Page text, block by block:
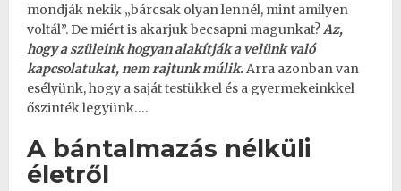
mondják nekik „bárcsak olyan lennél, mint amilyen
voltál”. De miért is akarjuk becsapni magunkat?Az,
hogy a szüleink hogyan alakítják a velünk való
kapcsolatukat, nem rajtunk múlik.Arra azonban van
esélyünk, hogy a saját testükkel és a gyermekeinkkel
őszinték legyünk….
A bántalmazás nélküli
életről